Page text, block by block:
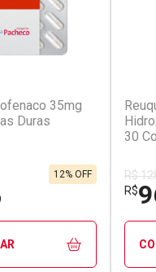
35mg
Duras
12% OFF
30
R$
R$